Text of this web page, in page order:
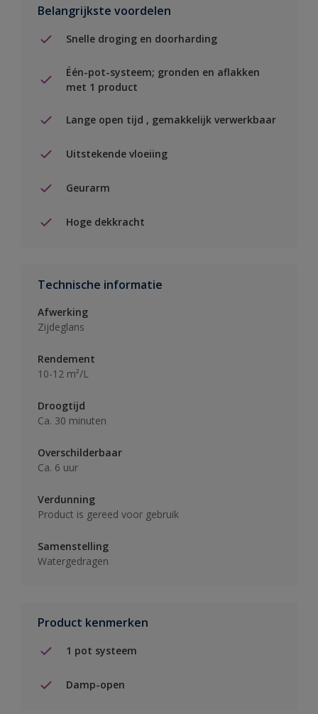
Belangrijkste voordelen
Snelle droging en doorharding
Één-pot-systeem; gronden en aflakken
met 1 product
Lange open tijd , gemakkelijk verwerkbaar
Uitstekende vloeiing
Geurarm
Hoge dekkracht
Technische informatie
Afwerking
Zijdeglans
Rendement
10-12 m²/L
Droogtijd
Ca. 30 minuten
Overschilderbaar
Ca. 6 uur
Verdunning
Product is gereed voor gebruik
Samenstelling
Watergedragen
Product kenmerken
1 pot systeem
Damp-open